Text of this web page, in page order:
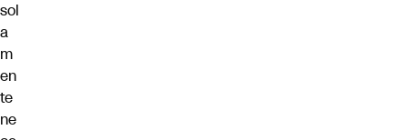
sol
a
m
en
te
ne